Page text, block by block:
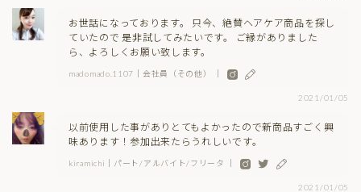
お世話になっております。 只今、絶賛ヘアケア商品を探し
ていたので 是非試してみたいです。 ご縁がありました
ら、よろしくお願い致します。
madomado.1107｜会社員（その他） ｜
2021/01/05
以前使用した事がありとてもよかったので新商品すごく興
味あります！参加出来たらうれしいです。
kiramichi｜パート/アルバイト/フリータ ｜
2021/01/05